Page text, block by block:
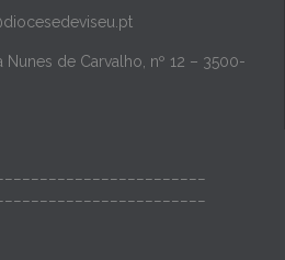
Nunes de Carvalho, nº 12 – 3500-